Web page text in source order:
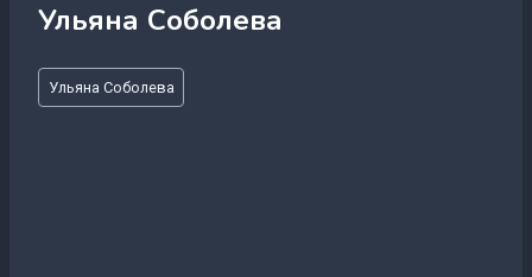
Ульяна Соболева
Метки
записи:
Ульяна Соболева